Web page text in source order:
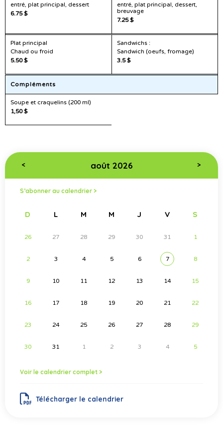
entré, plat principal, dessert
6.75 $
entré, plat principal, dessert,
breuvage
7.25 $
Plat principal
Chaud ou froid
5.50 $
Sandwichs :
Sandwich (oeufs, fromage)
3.5 $
Compléments
Soupe et craquelins (200 ml)
1,50 $
< août 2026 >
S’abonner au calendrier >
D L M M J V S
26 27 28 29 30 31 1
2 3 4 5 6 7 8
9 10 11 12 13 14 15
16 17 18 19 20 21 22
23 24 25 26 27 28 29
30 31 1 2 3 4 5
Voir le calendrier complet >
Télécharger le calendrier